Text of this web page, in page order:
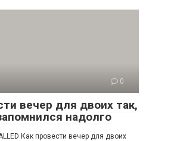
0
вечер для двоих так,
надолго
Как провести вечер для двоих